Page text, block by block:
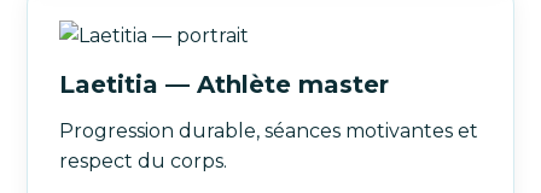
Laetitia — Athlète master
Progression durable, séances motivantes et
respect du corps.